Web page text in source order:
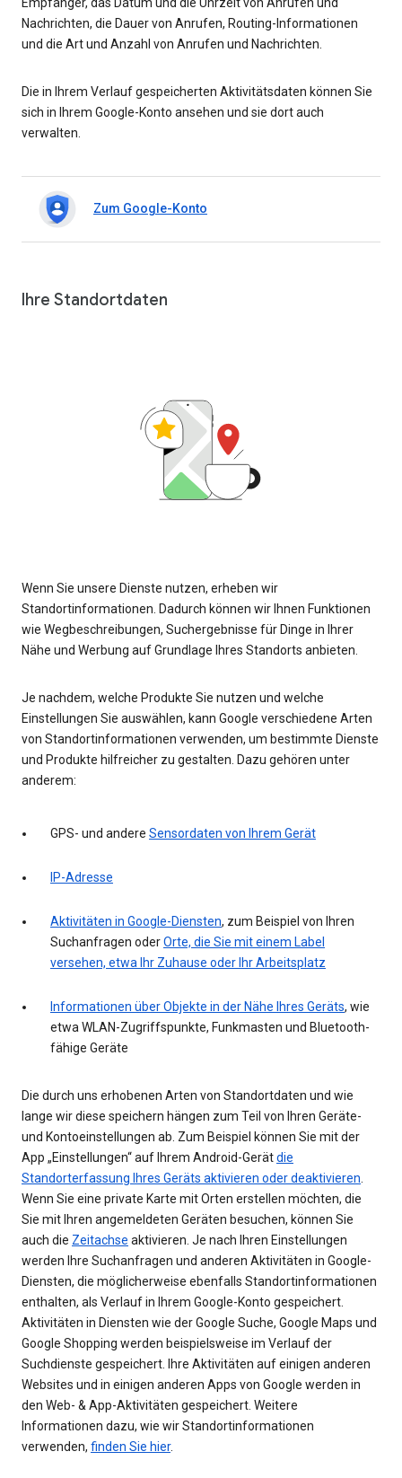
Empfänger, das Datum und die Uhrzeit von Anrufen und
Nachrichten, die Dauer von Anrufen, Routing-Informationen
und die Art und Anzahl von Anrufen und Nachrichten.
Die in Ihrem Verlauf gespeicherten Aktivitätsdaten können Sie
sich in Ihrem Google-Konto ansehen und sie dort auch
verwalten.
Zum Google-Konto
Ihre Standortdaten
Wenn Sie unsere Dienste nutzen, erheben wir
Standortinformationen. Dadurch können wir Ihnen Funktionen
wie Wegbeschreibungen, Suchergebnisse für Dinge in Ihrer
Nähe und Werbung auf Grundlage Ihres Standorts anbieten.
Je nachdem, welche Produkte Sie nutzen und welche
Einstellungen Sie auswählen, kann Google verschiedene Arten
von Standortinformationen verwenden, um bestimmte Dienste
und Produkte hilfreicher zu gestalten. Dazu gehören unter
anderem:
GPS- und andere Sensordaten von Ihrem Gerät
IP-Adresse
Aktivitäten in Google-Diensten, zum Beispiel von Ihren
Suchanfragen oderOrte, die Sie mit einem Label
versehen, etwa Ihr Zuhause oder Ihr Arbeitsplatz
Informationen über Objekte in der Nähe Ihres Geräts, wie
etwa WLAN-Zugriffspunkte, Funkmasten und Bluetooth-
fähige Geräte
Die durch uns erhobenen Arten von Standortdaten und wie
lange wir diese speichern hängen zum Teil von Ihren Geräte-
und Kontoeinstellungen ab. Zum Beispiel können Sie mit der
App „Einstellungen“ auf Ihrem Android-Gerätdie
Standorterfassung Ihres Geräts aktivieren oder deaktivieren
Wenn Sie eine private Karte mit Orten erstellen möchten, die
Sie mit Ihren angemeldeten Geräten besuchen, können Sie
auch die Zeitachse aktivieren. Je nach Ihren Einstellungen
werden Ihre Suchanfragen und anderen Aktivitäten in Google-
Diensten, die möglicherweise ebenfalls Standortinformationen
enthalten, als Verlauf in Ihrem Google-Konto gespeichert.
Aktivitäten in Diensten wie der Google Suche, Google Maps und
Google Shopping werden beispielsweise im Verlauf der
Suchdienste gespeichert. Ihre Aktivitäten auf einigen anderen
Websites und in einigen anderen Apps von Google werden in
den Web- & App-Aktivitäten gespeichert. Weitere
Informationen dazu, wie wir Standortinformationen
verwenden, finden Sie hier.